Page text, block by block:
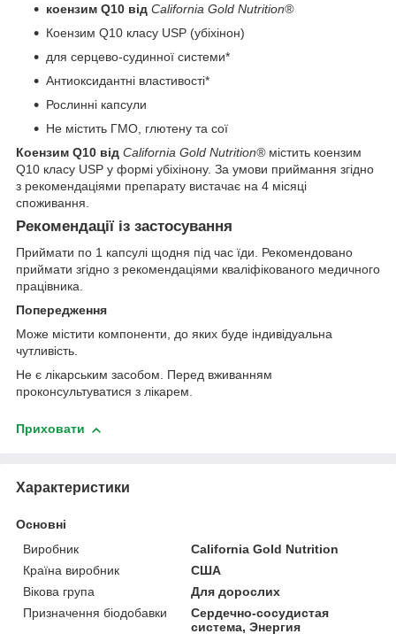
коензим Q10 від California Gold Nutrition®
Коензим Q10 класу USP (убіхінон)
для серцево-судинної системи*
Антиоксидантні властивості*
Рослинні капсули
Не містить ГМО, глютену та сої
Коензим Q10 від California Gold Nutrition® містить коензим
Q10 класу USP у формі убіхінону. За умови приймання згідно
з рекомендаціями препарату вистачає на 4 місяці
споживання.
Рекомендації із застосування
Приймати по 1 капсулі щодня під час їди. Рекомендовано
приймати згідно з рекомендаціями кваліфікованого медичного
працівника.
Попередження
Може містити компоненти, до яких буде індивідуальна
чутливість.
Не є лікарським засобом. Перед вживанням
проконсультуватися з лікарем.
Приховати
Характеристики
Основні
Виробник
California Gold Nutrition
Країна виробник
США
Вікова група
Для дорослих
Призначення біодобавки
Сердечно-сосудистая
система, Энергия